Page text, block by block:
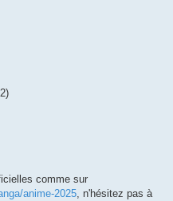
comme sur
anime-2025, n'hésitez pas à